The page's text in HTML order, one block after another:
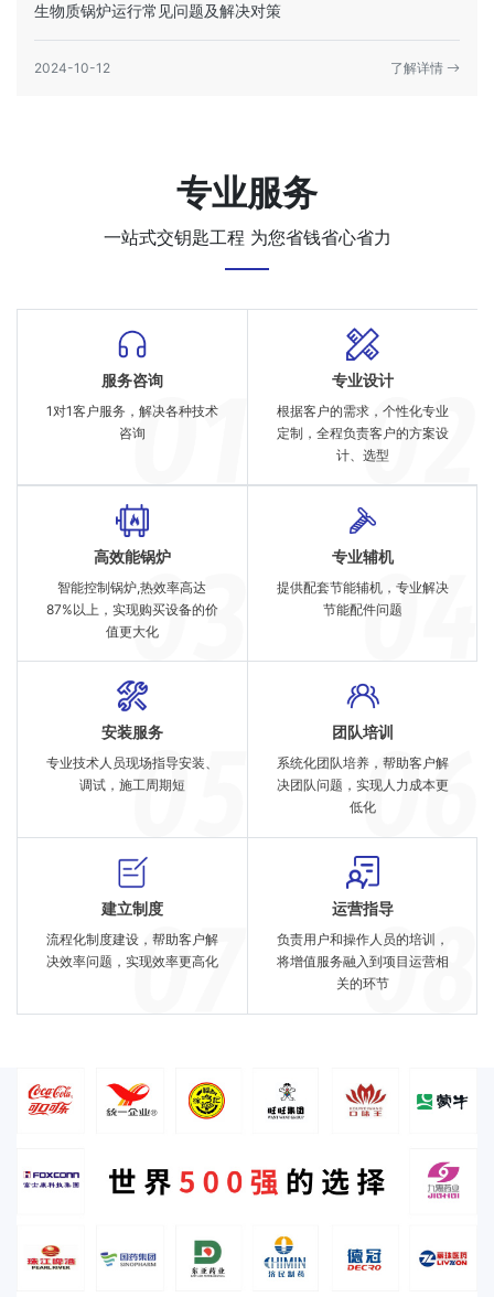
生物质锅炉运行常见问题及解决对策
2024-10-12 了解详情
专业服务
一站式交钥匙工程 为您省钱省心省力
服务咨询
1对1客户服务，解决各种技术
咨询
专业设计
根据客户的需求，个性化专业
定制，全程负责客户的方案设
计、选型
高效能锅炉
智能控制锅炉,热效率高达
87%以上，实现购买设备的价
值更大化
专业辅机
提供配套节能辅机，专业解决
节能配件问题
安装服务
专业技术人员现场指导安装、
调试，施工周期短
团队培训
系统化团队培养，帮助客户解
决团队问题，实现人力成本更
低化
建立制度
流程化制度建设，帮助客户解
决效率问题，实现效率更高化
运营指导
负责用户和操作人员的培训，
将增值服务融入到项目运营相
关的环节